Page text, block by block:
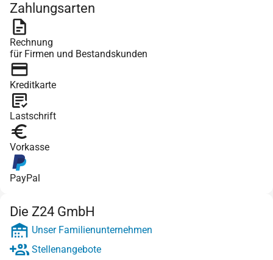
Zahlungsarten
Rechnung
für Firmen und Bestandskunden
Kreditkarte
Lastschrift
Vorkasse
PayPal
Die Z24 GmbH
Unser Familienunternehmen
Stellenangebote